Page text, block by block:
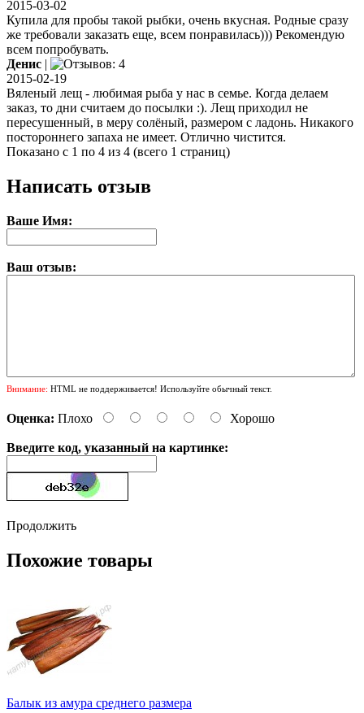
2015-03-02
Купила для пробы такой рыбки, очень вкусная. Родные сразу
же требовали заказать еще, всем понравилась))) Рекомендую
всем попробувать.
Денис |
2015-02-19
Вяленый лещ - любимая рыба у нас в семье. Когда делаем
заказ, то дни считаем до посылки :). Лещ приходил не
пересушенный, в меру солёный, размером с ладонь. Никакого
постороннего запаха не имеет. Отлично чистится.
Показано с 1 по 4 из 4 (всего 1 страниц)
Написать отзыв
Ваше Имя:
Ваш отзыв:
Внимание: HTML не поддерживается! Используйте обычный текст.
Оценка: Плохо Хорошо
Введите код, указанный на картинке:
Продолжить
Похожие товары
Балык из амура среднего размера